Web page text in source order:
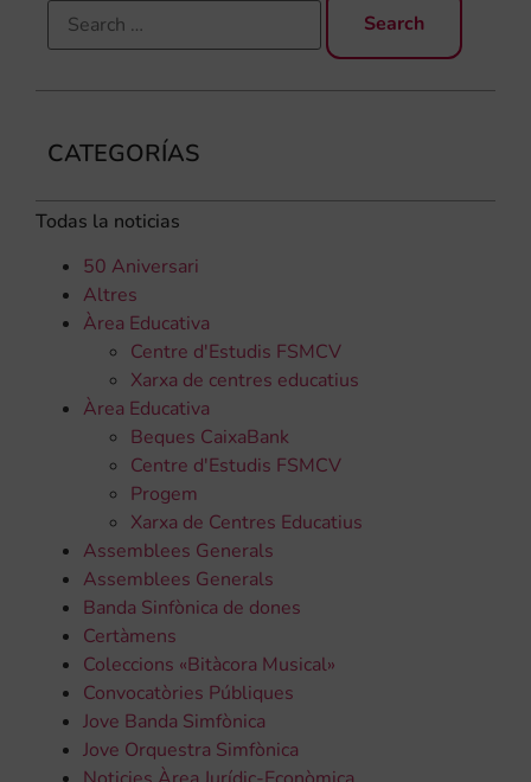
CATEGORÍAS
Todas la noticias
50 Aniversari
Altres
Àrea Educativa
Centre d'Estudis FSMCV
Xarxa de centres educatius
Àrea Educativa
Beques CaixaBank
Centre d'Estudis FSMCV
Progem
Xarxa de Centres Educatius
Assemblees Generals
Assemblees Generals
Banda Sinfònica de dones
Certàmens
Coleccions «Bitàcora Musical»
Convocatòries Públiques
Jove Banda Simfònica
Jove Orquestra Simfònica